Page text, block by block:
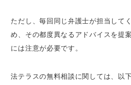
ただし、毎回同じ弁護士が担当して
め、その都度異なるアドバイスを提
には注意が必要です。
法テラスの無料相談に関しては、以